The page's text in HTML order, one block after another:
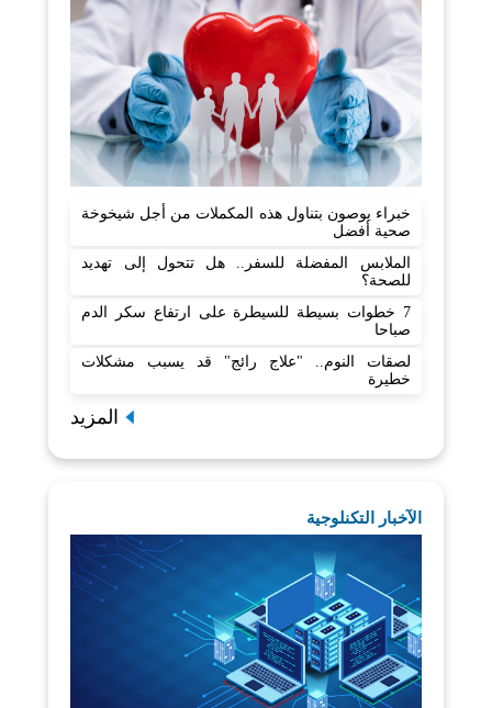
خبراء يوصون بتناول هذه المكملات من أجل شيخوخة
صحية أفضل
الملابس المفضلة للسفر.. هل تتحول إلى تهديد
للصحة؟
7 خطوات بسيطة للسيطرة على ارتفاع سكر الدم
صباحا
لصقات النوم.. "علاج رائج" قد يسبب مشكلات
خطيرة
المزيد
الآخبار التكنلوجية